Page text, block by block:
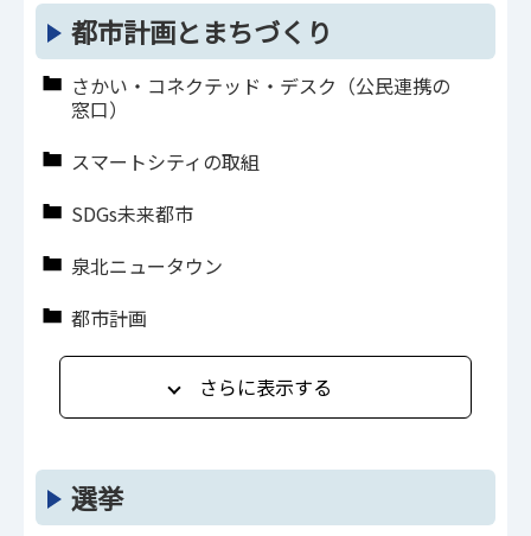
都市計画とまちづくり
さかい・コネクテッド・デスク（公民連携の
窓口）
スマートシティの取組
SDGs未来都市
泉北ニュータウン
都市計画
さらに表示する
選挙